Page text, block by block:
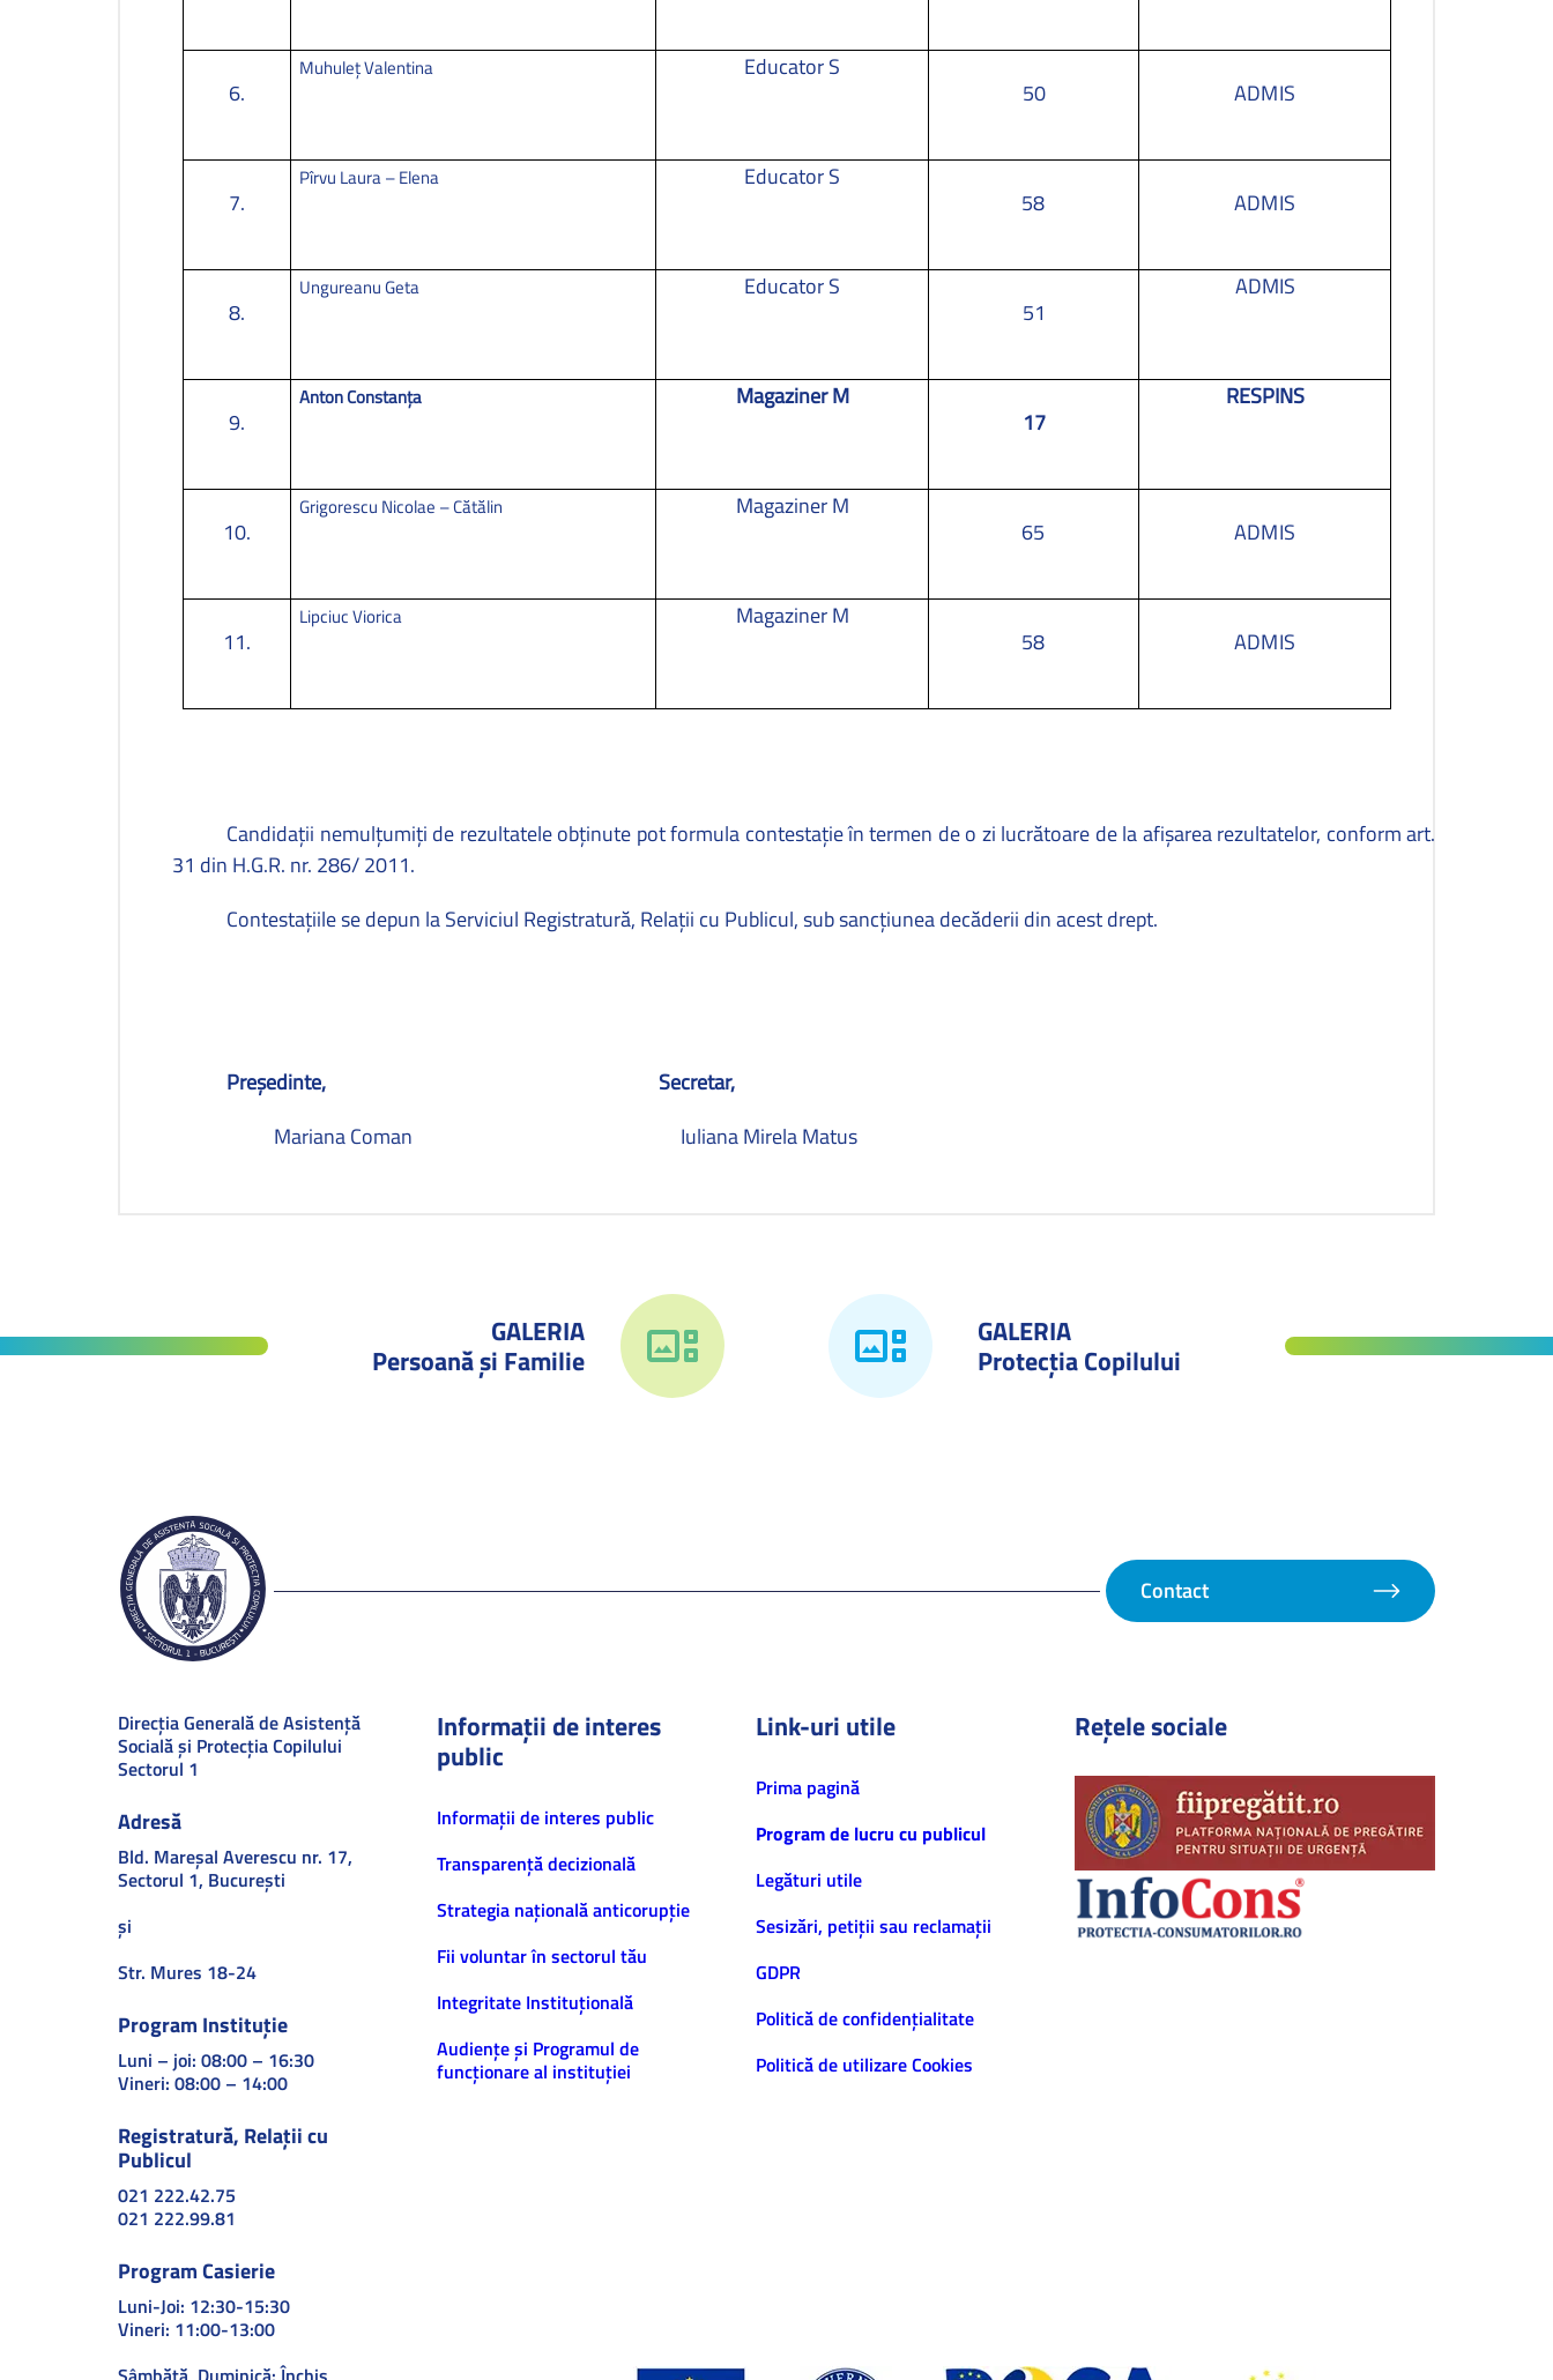
6.
Muhuleț Valentina
Educator S
50
ADMIS
7.
Pîrvu Laura – Elena
Educator S
58
ADMIS
8.
Ungureanu Geta
Educator S
51
ADMIS
9.
Anton Constanța
Magaziner M
17
RESPINS
10.
Grigorescu Nicolae – Cătălin
Magaziner M
65
ADMIS
11.
Lipciuc Viorica
Magaziner M
58
ADMIS
Candidaţii nemulţumiţi de rezultatele obţinute pot formula contestaţie în termen de o zi lucrătoare de la afişarea rezultatelor, conform art.
31 din H.G.R. nr. 286/ 2011.
Contestaţiile sedepun la Serviciul Registratură, Relaţii cu Publicul, sub sancţiunea decăderii din acest drept.
Preşedinte,
Secretar,
Mariana Coman
Iuliana Mirela Matus
GALERIA
Persoană și Familie
GALERIA
Protecţia Copilului
Contact
Direcţia Generală de Asistenţă
Socială şi Protecţia Copilului
Sectorul 1
Adresă
Bld. Mareşal Averescu nr. 17,
Sectorul 1, Bucureşti
și
Str. Mures 18-24
Program Instituție
Luni – joi: 08:00 – 16:30
Vineri: 08:00 – 14:00
Registratură, Relații cu
Publicul
021 222.42.75
021 222.99.81
Program Casierie
Luni-Joi: 12:30-15:30
Vineri: 11:00-13:00
Informații de interes
public
Informaţii de interes public
Transparență decizională
Strategia națională anticorupție
Fii voluntar în sectorul tău
Integritate Instituțională
Audiențe și Programul de
funcționare al instituției
Link-uri utile
Prima pagină
Program de lucru cu publicul
Legături utile
Sesizări, petiţii sau reclamații
GDPR
Politică de confidenţialitate
Politică de utilizare Cookies
Rețele sociale